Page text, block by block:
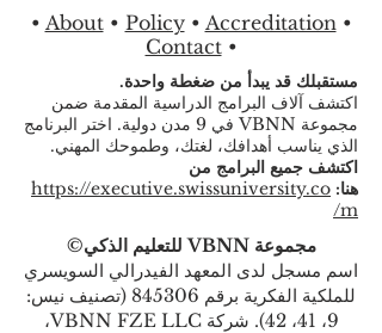
• About• Policy• Accreditation•
Contact•
مستقبلك قد يبدأ من ضغطة واحدة.
اكتشف آلاف البرامج الدراسية المقدمة ضمن
مجموعة VBNN في 9 مدن دولية. اختر البرنامج
الذي يناسب أهدافك، لغتك، وطموحك المهني.
اكتشف جميع البرامج من
هنا: https://executive.swissuniversity.co
m/
مجموعة VBNN للتعليم الذكي©
اسم مسجل لدى المعهد الفيدرالي السويسري
للملكية الفكرية برقم 845306 (تصنيف نيس:
9، 41، 42). شركة VBNN FZE LLC،